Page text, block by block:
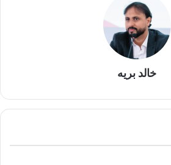
خالد بريه